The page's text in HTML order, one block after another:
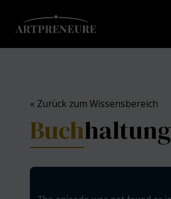
Inhalt
springen
« Zurück zum Wissensbereich
Buchhaltung